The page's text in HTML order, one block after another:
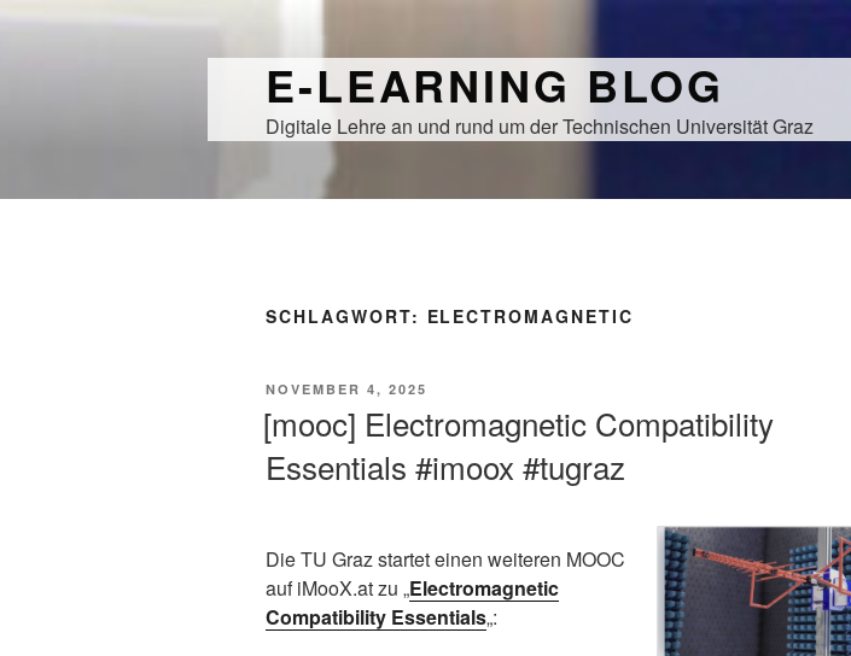
E-LEARNING BLOG
Digitale Lehre an und rund um der Technischen Universität Graz
SCHLAGWORT: ELECTROMAGNETIC
VERÖFFENTLICHT
NOVEMBER 4, 2025
[mooc] Electromagnetic Compatibility
Essentials #imoox #tugraz
Die TU Graz startet einen weiteren MOOC
auf iMooX.at zu „Electromagnetic
Compatibility Essentials„: